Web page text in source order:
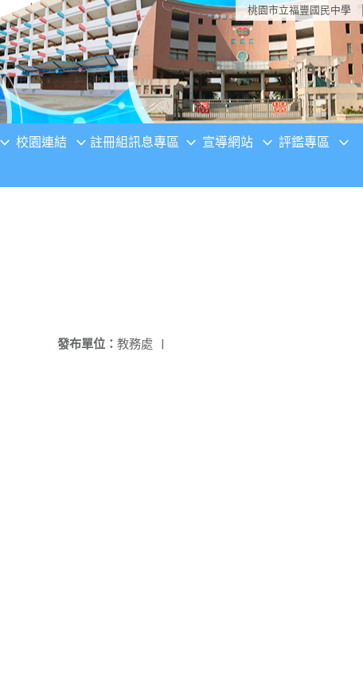
桃園市立福豐國民中學
校園連結 註冊組訊息專區 宣導網站 評鑑專區
發布單位： 教務處 |